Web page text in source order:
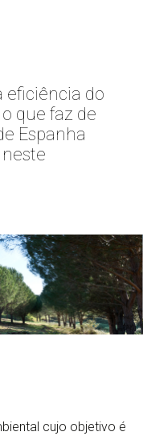
eficiência do
que faz de
Espanha
cujo objetivo é